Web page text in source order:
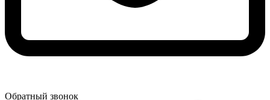
Обратный звонок